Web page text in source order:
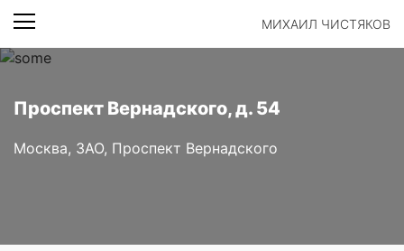
МИХАИЛ ЧИСТЯКОВ
Проспект Вернадского, д. 54
Москва, ЗАО, Проспект Вернадского